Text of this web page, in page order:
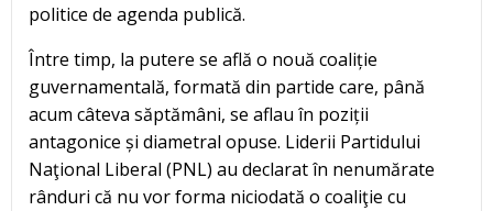
politice de agenda publică.
Între timp, la putere se află o nouă coaliție
guvernamentală, formată din partide care, până
acum câteva săptămâni, se aflau în poziții
antagonice și diametral opuse. Liderii Partidului
Naţional Liberal (PNL) au declarat în nenumărate
rânduri că nu vor forma niciodată o coaliţie cu